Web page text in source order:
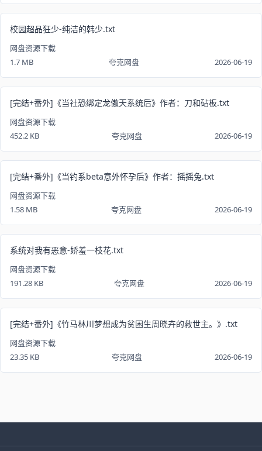
校园超品狂少-纯洁的韩少.txt
网盘资源下载
1.7 MB
夸克网盘 2026-06-19
[完结+番外]《当社恐绑定龙傲天系统后》作者：刀和砧板.txt
网盘资源下载
452.2 KB
夸克网盘 2026-06-19
[完结+番外]《当钓系beta意外怀孕后》作者：摇摇兔.txt
网盘资源下载
1.58 MB
夸克网盘 2026-06-19
系统对我有恶意-娇羞一枝花.txt
网盘资源下载
191.28 KB
夸克网盘 2026-06-19
[完结+番外]《竹马林川梦想成为贫困生周晓卉的救世主。》.txt
网盘资源下载
23.35 KB
夸克网盘 2026-06-19